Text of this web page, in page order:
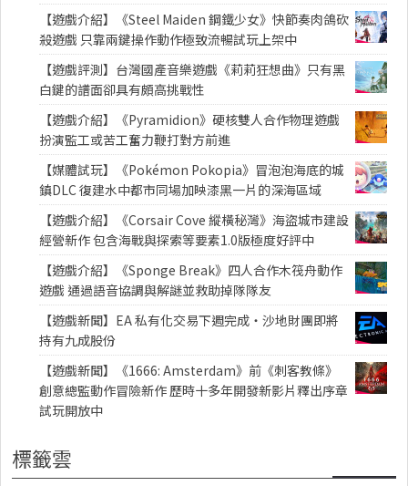
【遊戲介紹】《Steel Maiden 鋼鐵少女》快節奏肉鴿砍
殺遊戲 只靠兩鍵操作動作極致流暢試玩上架中
【遊戲評測】台灣國產音樂遊戲《莉莉狂想曲》只有黑
白鍵的譜面卻具有頗高挑戰性
【遊戲介紹】《Pyramidion》硬核雙人合作物理遊戲
扮演監工或苦工奮力鞭打對方前進
【媒體試玩】《Pokémon Pokopia》冒泡泡海底的城
鎮DLC 復建水中都市同場加映漆黑一片的深海區域
【遊戲介紹】《Corsair Cove 縱橫秘灣》海盜城市建設
經營新作 包含海戰與探索等要素1.0版極度好評中
【遊戲介紹】《Sponge Break》四人合作木筏舟動作
遊戲 通過語音協調與解謎並救助掉隊隊友
【遊戲新聞】EA 私有化交易下週完成・沙地財團即將
持有九成股份
【遊戲新聞】《1666: Amsterdam》前《刺客教條》
創意總監動作冒險新作 歷時十多年開發新影片釋出序章
試玩開放中
標籤雲